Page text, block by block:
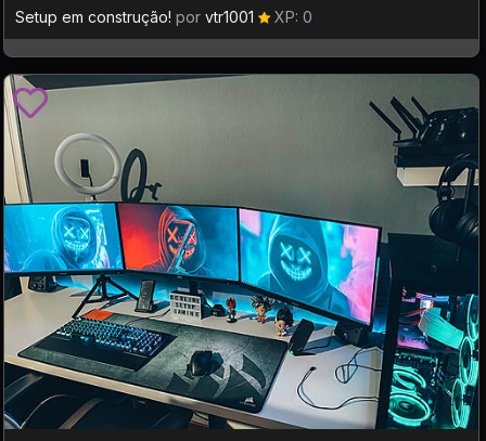
Setup em construção! por vtr1001 XP: 0